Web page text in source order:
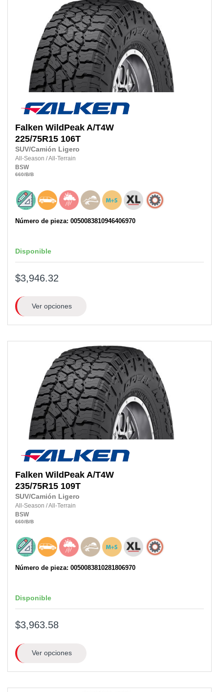
Falken WildPeak A/T4W
225/75R15 106T
SUV/Camión Ligero
All-Season /All-Terrain
BSW
660/B/B
Número de pieza: 0050083810946406970
Disponible
$3,946.32
Ver opciones
Falken WildPeak A/T4W
235/75R15 109T
SUV/Camión Ligero
All-Season /All-Terrain
BSW
660/B/B
Número de pieza: 0050083810281806970
Disponible
$3,963.58
Ver opciones